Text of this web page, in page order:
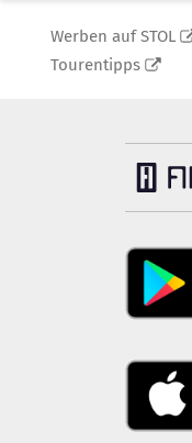
Werben auf STOL
Tourentipps